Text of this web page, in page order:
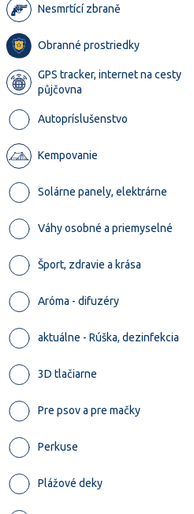
Nesmrtící zbraně
Obranné prostriedky
GPS tracker, internet na cesty
půjčovna
Autopríslušenstvo
Kempovanie
Solárne panely, elektrárne
Váhy osobné a priemyselné
Šport, zdravie a krása
Aróma - difuzéry
aktuálne - Rúška, dezinfekcia
3D tlačiarne
Pre psov a pre mačky
Perkuse
Plážové deky